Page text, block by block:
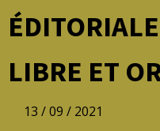
LIBRE ET
13 / 09 / 2021